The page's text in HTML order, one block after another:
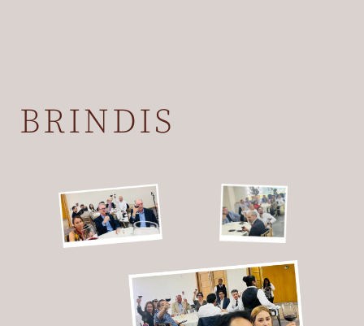
BRINDIS